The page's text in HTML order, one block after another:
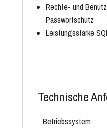
Rechte- und
Passwortschutz
Leistungsstarke
Technische
Betriebssystem